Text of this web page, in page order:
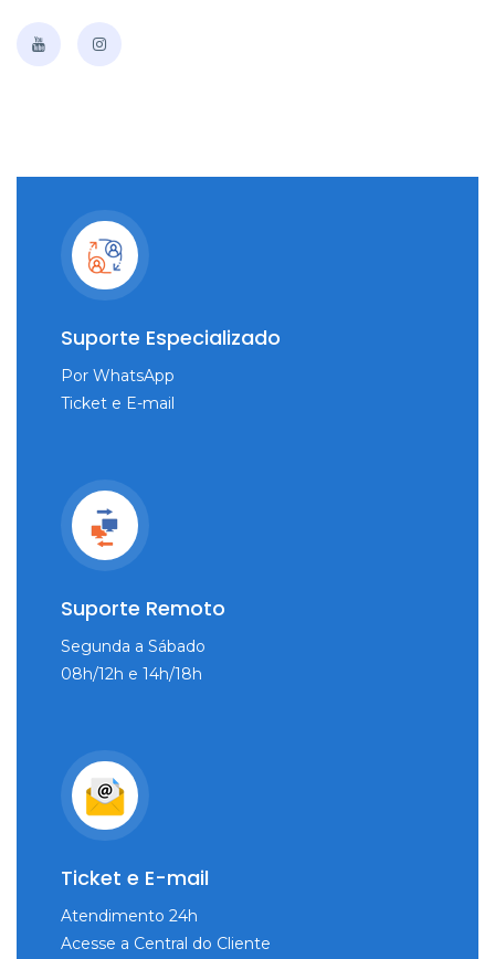
Suporte Especializado
Por WhatsApp
Ticket e E-mail
Suporte Remoto
Segunda a Sábado
08h/12h e 14h/18h
Ticket e E-mail
Atendimento 24h
Acesse a Central do Cliente